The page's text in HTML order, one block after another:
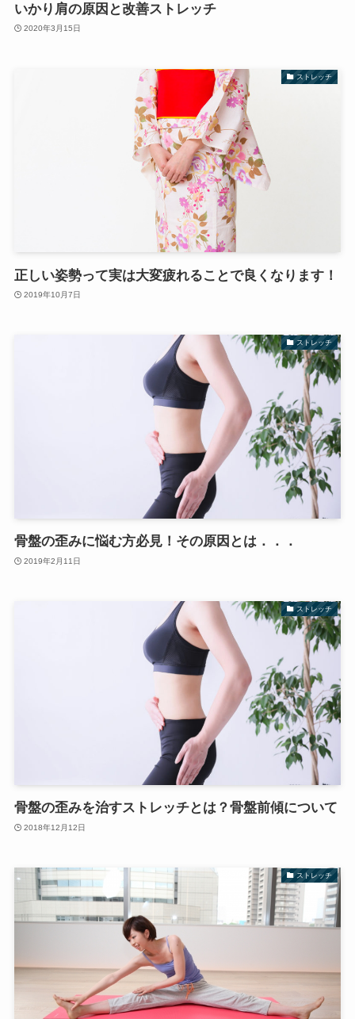
いかり肩の原因と改善ストレッチ
2020年3月15日
ストレッチ
正しい姿勢って実は大変疲れることで良くなります！
2019年10月7日
ストレッチ
骨盤の歪みに悩む方必見！その原因とは．．．
2019年2月11日
ストレッチ
骨盤の歪みを治すストレッチとは？骨盤前傾について
2018年12月12日
ストレッチ